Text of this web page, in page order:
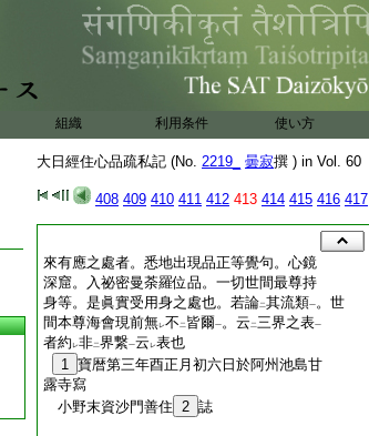
組織 利用条件 使い方
大日經住心品疏私記 (No. 2219_ 曇寂撰 ) in Vol. 60
408 409 410 411 412 413 414 415 416 417
來有應之處者。悉地出現品正等覺句。心鏡
深窟。入祕密曼荼羅位品。一切世間最尊持
身等。是眞實受用身之處也。若論二其流類一。世
間本尊海會現前無レ不 二 皆爾一。云 二三界之表一
者約 レ非二界繋一云 レ表也
1 寶暦第三年酉正月初六日於阿州池島甘
露寺寫
小野末資沙門善住 2 誌